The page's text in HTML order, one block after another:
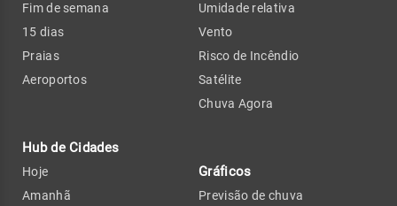
Fim de semana
15 dias
Praias
Aeroportos
Hub de Cidades
Hoje
Amanhã
Umidade relativa
Vento
Risco de Incêndio
Satélite
Chuva Agora
Gráficos
Previsão de chuva